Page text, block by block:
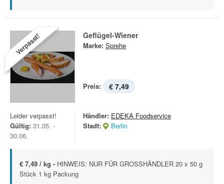
Verpasst! Geflügel-Wiener
Marke: Sprehe
Preis: € 7,49
Leider verpasst!
Gültig: 31.05. -
30.06.
Händler: EDEKA Foodservice
Stadt:
Berlin
€ 7,49 / kg - HINWEIS: NUR FÜR GROSSHÄNDLER 20 x 50 g
Stück 1 kg Packung